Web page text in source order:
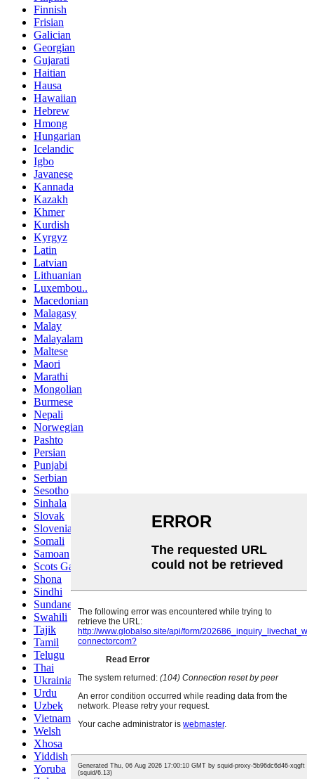
Finnish
Frisian
Galician
Georgian
Gujarati
Haitian
Hausa
Hawaiian
Hebrew
Hmong
Hungarian
Icelandic
Igbo
Javanese
Kannada
Kazakh
Khmer
Kurdish
Kyrgyz
Latin
Latvian
Lithuanian
Luxembou..
Macedonian
Malagasy
Malay
Malayalam
Maltese
Maori
Marathi
Mongolian
Burmese
Nepali
Norwegian
Pashto
Persian
Punjabi
Serbian
Sesotho
Sinhala
Slovak
Slovenian
Somali
Samoan
Scots Gaelic
Shona
Sindhi
Sundanese
Swahili
Tajik
Tamil
Telugu
Thai
Ukrainian
Urdu
Uzbek
Vietnamese
Welsh
Xhosa
Yiddish
Yoruba